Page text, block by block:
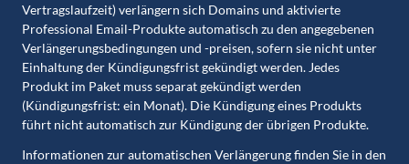
Vertragslaufzeit) verlängern sich Domains und aktivierte
Professional Email-Produkte automatisch zu den angegebenen
Verlängerungsbedingungen und -preisen, sofern sie nicht unter
Einhaltung der Kündigungsfrist gekündigt werden. Jedes
Produkt im Paket muss separat gekündigt werden
(Kündigungsfrist: ein Monat). Die Kündigung eines Produkts
führt nicht automatisch zur Kündigung der übrigen Produkte.
Informationen zur automatischen Verlängerung finden Sie in den